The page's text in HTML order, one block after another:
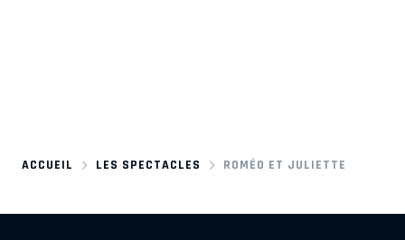
ACCUEIL LES SPECTACLES ROMÉO ET JULIETTE